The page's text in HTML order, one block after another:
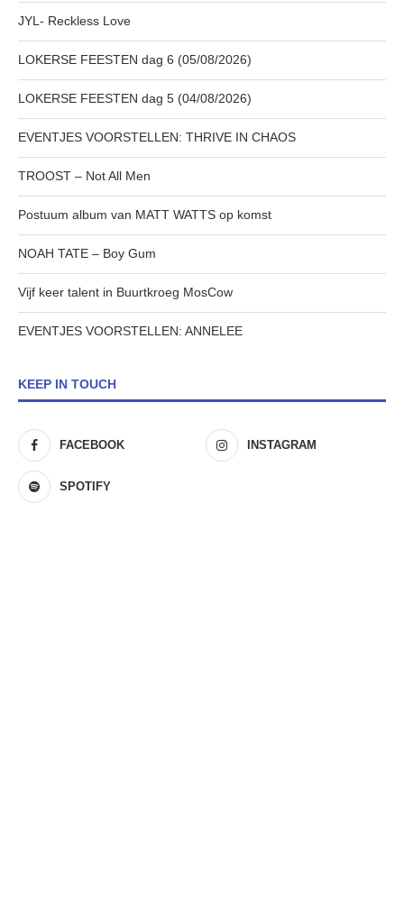
JYL- Reckless Love
LOKERSE FEESTEN dag 6 (05/08/2026)
LOKERSE FEESTEN dag 5 (04/08/2026)
EVENTJES VOORSTELLEN: THRIVE IN CHAOS
TROOST – Not All Men
Postuum album van MATT WATTS op komst
NOAH TATE – Boy Gum
Vijf keer talent in Buurtkroeg MosCow
EVENTJES VOORSTELLEN: ANNELEE
KEEP IN TOUCH
FACEBOOK INSTAGRAM
SPOTIFY